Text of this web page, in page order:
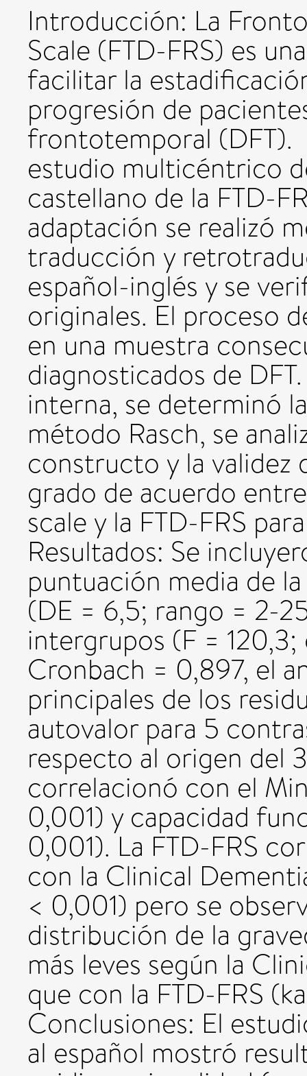
Introducción: La
Scale (FTD-FRS) es
facilitar la
progresión de
frontotemporal (DFT).
estudio multicéntrico
castellano de la FTD-
adaptación se realizó
traducción y
español-inglés y se
originales. El proceso
en una muestra
diagnosticados de
interna, se determinó
método Rasch, se
constructo y la validez
grado de acuerdo
scale y la FTD-FRS
Resultados: Se
puntuación media de
(DE = 6,5; rango = 2-
intergrupos (F =
Cronbach = 0,897, el
principales de los
autovalor para 5
respecto al origen del
correlacionó con el
0,001) y capacidad
0,001). La FTD-FRS
con la Clinical
< 0,001) pero se
distribución de la
más leves según la
que con la FTD-FRS
Conclusiones: El
al español mostró